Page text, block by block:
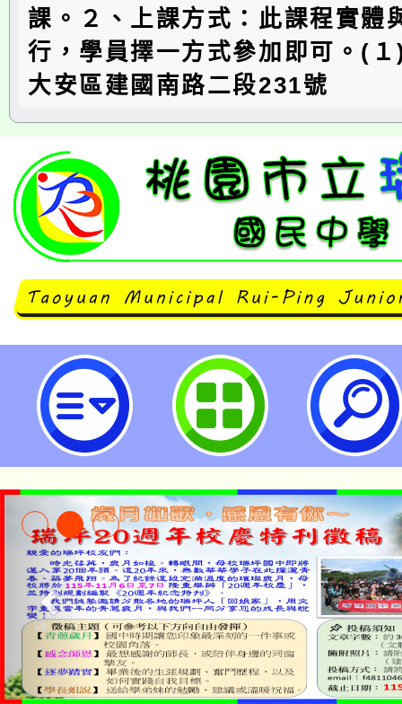
課。２、上課方式：此課程實體
行，學員擇一方式參加即可。(
大安區建國南路二段231號
中國文化大學辦理「臺灣台語語言
衝刺班】【實體/遠距】」研習-桃
中學
公告本校115學年度第